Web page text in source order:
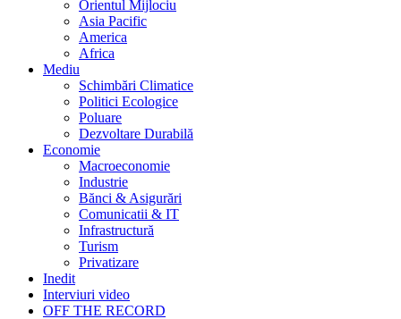
Orientul Mijlociu
Asia Pacific
America
Africa
Mediu
Schimbări Climatice
Politici Ecologice
Poluare
Dezvoltare Durabilă
Economie
Macroeconomie
Industrie
Bănci & Asigurări
Comunicatii & IT
Infrastructură
Turism
Privatizare
Inedit
Interviuri video
OFF THE RECORD